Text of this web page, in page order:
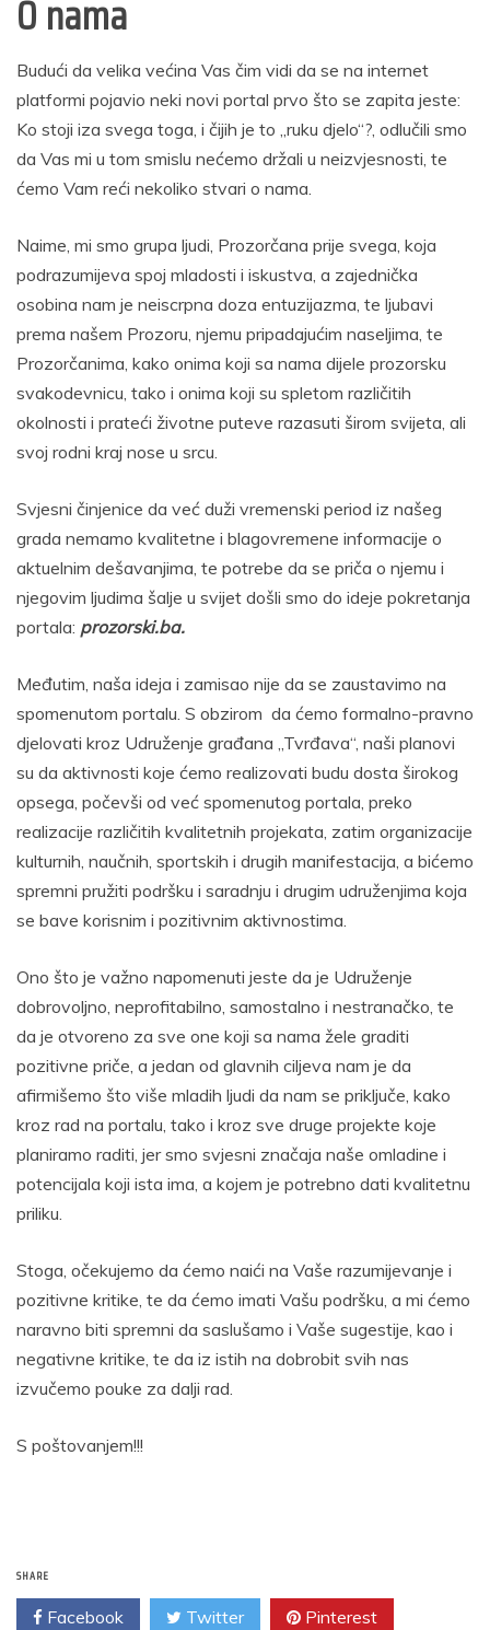
O nama
Budući da velika većina Vas čim vidi da se na internet
platformi pojavio neki novi portal prvo što se zapita jeste:
Ko stoji iza svega toga, i čijih je to „ruku djelo“?, odlučili smo
da Vas mi u tom smislu nećemo držali u neizvjesnosti, te
ćemo Vam reći nekoliko stvari o nama.
Naime, mi smo grupa ljudi, Prozorčana prije svega, koja
podrazumijeva spoj mladosti i iskustva, a zajednička
osobina nam je neiscrpna doza entuzijazma, te ljubavi
prema našem Prozoru, njemu pripadajućim naseljima, te
Prozorčanima, kako onima koji sa nama dijele prozorsku
svakodevnicu, tako i onima koji su spletom različitih
okolnosti i prateći životne puteve razasuti širom svijeta, ali
svoj rodni kraj nose u srcu.
Svjesni činjenice da već duži vremenski period iz našeg
grada nemamo kvalitetne i blagovremene informacije o
aktuelnim dešavanjima, te potrebe da se priča o njemu i
njegovim ljudima šalje u svijet došli smo do ideje pokretanja
portala: prozorski.ba.
Međutim, naša ideja i zamisao nije da se zaustavimo na
spomenutom portalu. S obzirom da ćemo formalno-pravno
djelovati kroz Udruženje građana „Tvrđava“, naši planovi
su da aktivnosti koje ćemo realizovati budu dosta širokog
opsega, počevši od već spomenutog portala, preko
realizacije različitih kvalitetnih projekata, zatim organizacije
kulturnih, naučnih, sportskih i drugih manifestacija, a bićemo
spremni pružiti podršku i saradnju i drugim udruženjima koja
se bave korisnim i pozitivnim aktivnostima.
Ono što je važno napomenuti jeste da je Udruženje
dobrovoljno, neprofitabilno, samostalno i nestranačko, te
da je otvoreno za sve one koji sa nama žele graditi
pozitivne priče, a jedan od glavnih ciljeva nam je da
afirmišemo što više mladih ljudi da nam se priključe, kako
kroz rad na portalu, tako i kroz sve druge projekte koje
planiramo raditi, jer smo svjesni značaja naše omladine i
potencijala koji ista ima, a kojem je potrebno dati kvalitetnu
priliku.
Stoga, očekujemo da ćemo naići na Vaše razumijevanje i
pozitivne kritike, te da ćemo imati Vašu podršku, a mi ćemo
naravno biti spremni da saslušamo i Vaše sugestije, kao i
negativne kritike, te da iz istih na dobrobit svih nas
izvučemo pouke za dalji rad.
S poštovanjem!!!
SHARE
Facebook Twitter Pinterest